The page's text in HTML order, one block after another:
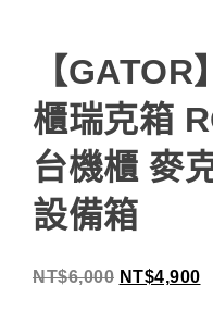
【
櫃瑞克箱
台機櫃 麥
設備箱
NT$6,000 NT$4,900